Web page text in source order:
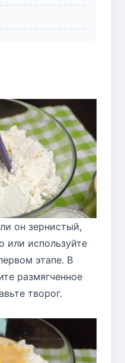
он зернистый,
или используйте
этапе. В
размягченное
творог.